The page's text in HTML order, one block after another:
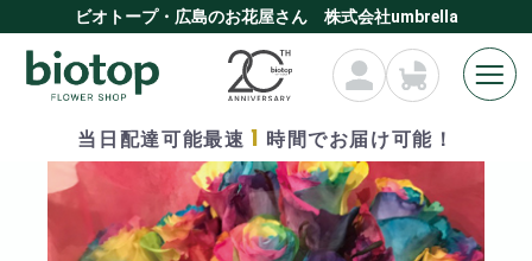
ビオトープ・広島のお花屋さん 株式会社umbrella
当日配達可能最速 1 時間でお届け可能！